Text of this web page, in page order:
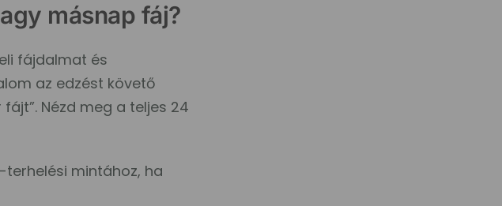
másnap fáj?
fájdalmat és
az edzést követő
Nézd meg a teljes 24
terhelési mintához, ha